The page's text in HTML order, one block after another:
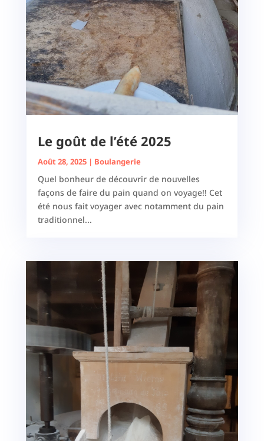
Le goût de l’été 2025
Août 28, 2025| Boulangerie
Quel bonheur de découvrir de nouvelles
façons de faire du pain quand on voyage!! Cet
été nous fait voyager avec notamment du pain
traditionnel...